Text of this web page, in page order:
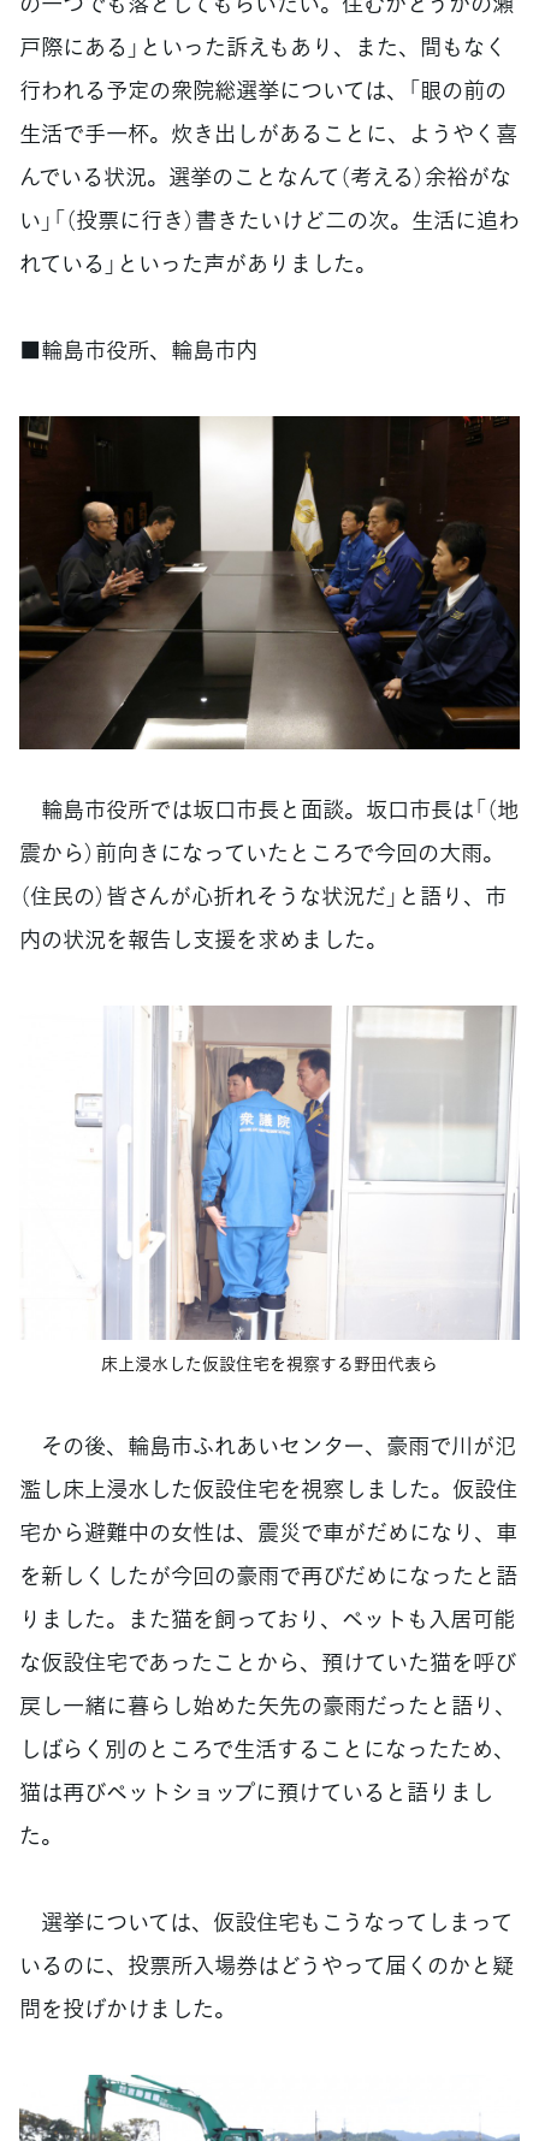
戸際にある」といった訴えもあり、また、間もなく
行われる予定の衆院総選挙については、「眼の前の
生活で手一杯。炊き出しがあることに、ようやく喜
んでいる状況。選挙のことなんて（考える）余裕がな
い」「（投票に行き）書きたいけど二の次。生活に追わ
れている」といった声がありました。
■輪島市役所、輪島市内
輪島市役所では坂口市長と面談。坂口市長は「（地
震から）前向きになっていたところで今回の大雨。
（住民の）皆さんが心折れそうな状況だ」と語り、市
内の状況を報告し支援を求めました。
床上浸水した仮設住宅を視察する野田代表ら
その後、輪島市ふれあいセンター、豪雨で川が氾
濫し床上浸水した仮設住宅を視察しました。仮設住
宅から避難中の女性は、震災で車がだめになり、車
を新しくしたが今回の豪雨で再びだめになったと語
りました。また猫を飼っており、ペットも入居可能
な仮設住宅であったことから、預けていた猫を呼び
戻し一緒に暮らし始めた矢先の豪雨だったと語り、
しばらく別のところで生活することになったため、
猫は再びペットショップに預けていると語りまし
た。
選挙については、仮設住宅もこうなってしまって
いるのに、投票所入場券はどうやって届くのかと疑
問を投げかけました。